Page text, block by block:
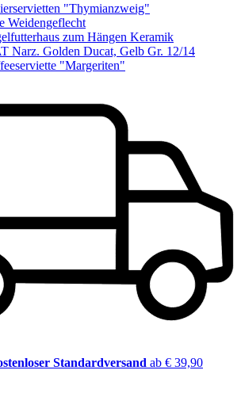
"Thymianzweig"
Weidengeflecht
zum Hängen Keramik
Narz. Golden Ducat, Gelb Gr. 12/14
"Margeriten"
Standardversand ab € 39,90